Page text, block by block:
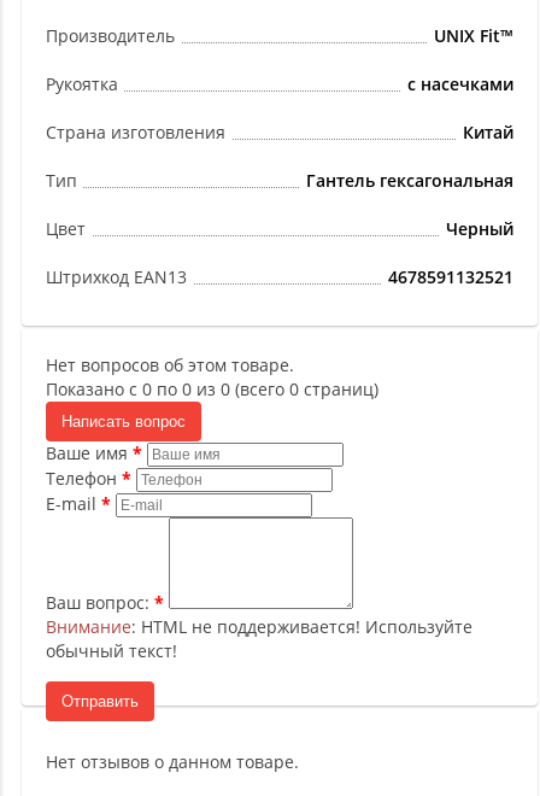
Производитель UNIX Fit™
Рукоятка с насечками
Страна изготовления Китай
Тип Гантель гексагональная
Цвет Черный
Штрихкод EAN13 4678591132521
Нет вопросов об этом товаре.
Показано с 0 по 0 из 0 (всего 0 страниц)
Написать вопрос
Ваше имя
Телефон
E-mail
Ваш вопрос:
Внимание: HTML не поддерживается! Используйте
обычный текст!
Отправить
Нет отзывов о данном товаре.